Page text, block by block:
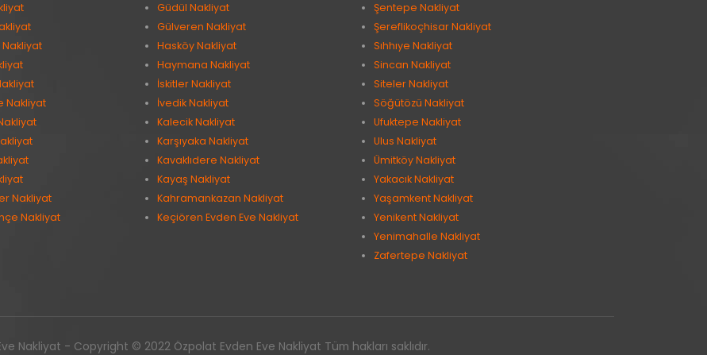
Nakliyat
Nakliyat
Nakliyat
Nakliyat
Güdül Nakliyat
Gülveren Nakliyat
Hasköy Nakliyat
Haymana Nakliyat
İskitler Nakliyat
İvedik Nakliyat
Kalecik Nakliyat
Karşıyaka Nakliyat
Kavaklıdere Nakliyat
Kayaş Nakliyat
Kahramankazan Nakliyat
Keçiören Evden Eve Nakliyat
Şentepe Nakliyat
Şereflikoçhisar Nakliyat
Sıhhıye Nakliyat
Sincan Nakliyat
Siteler Nakliyat
Söğütözü Nakliyat
Ufuktepe Nakliyat
Ulus Nakliyat
Ümitköy Nakliyat
Yakacık Nakliyat
Yaşamkent Nakliyat
Yenikent Nakliyat
Yenimahalle Nakliyat
Zafertepe Nakliyat
Nakliyat - Copyright © 2022 Özpolat Evden Eve Nakliyat Tüm hakları saklıdır.